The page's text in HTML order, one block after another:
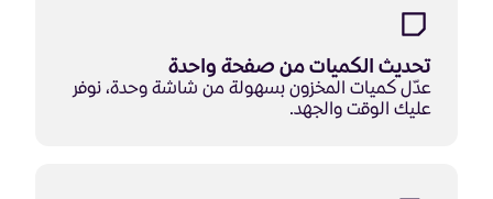
تحديث الكميات من صفحة واحدة
عدّل كميات المخزون بسهولة من شاشة وحدة، نوفر
عليك الوقت والجهد.